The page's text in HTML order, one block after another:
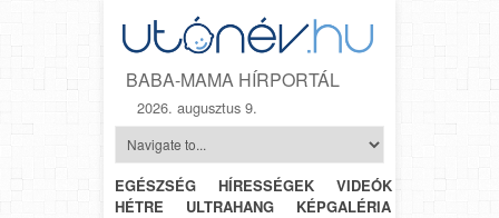
BABA-MAMA HÍRPORTÁL
2026. augusztus 9.
EGÉSZSÉG HÍRESSÉGEK VIDEÓK
HÉTRŐL-
HÉTRE
ULTRAHANG KÉPGALÉRIA